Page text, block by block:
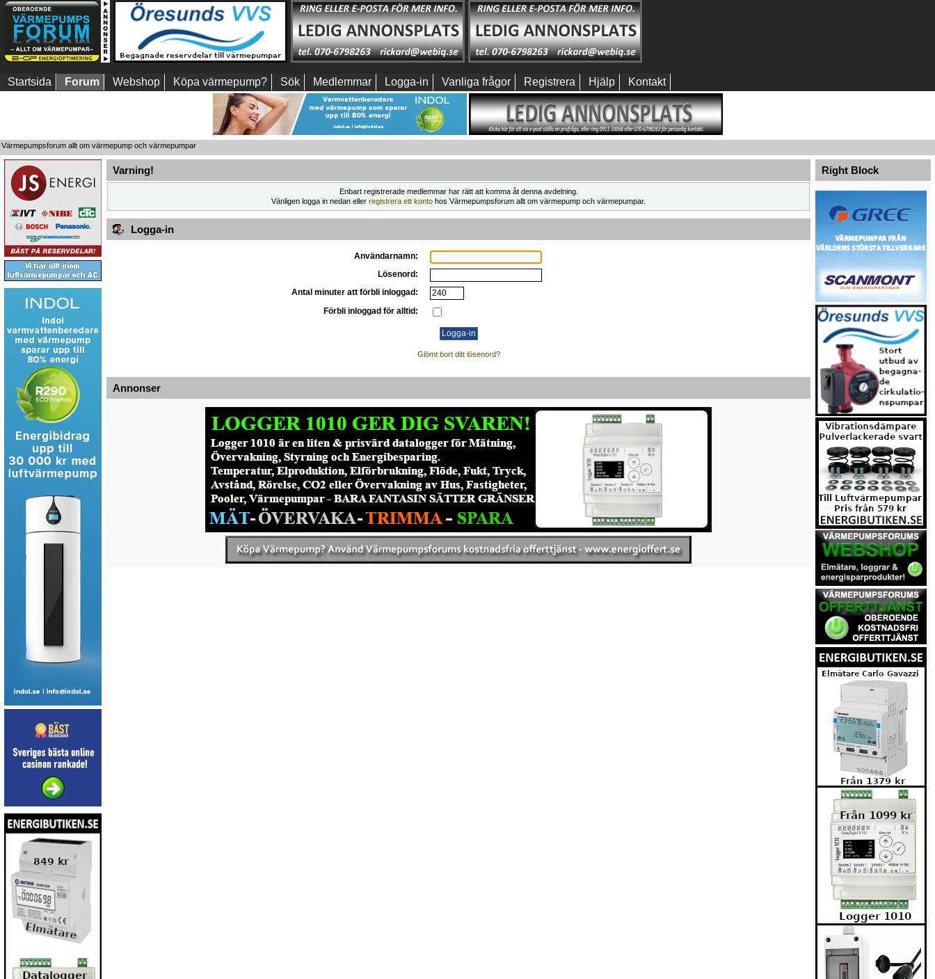
Startsida Forum Webshop Köpa värmepump? Sök Medlemmar Logga-in Vanliga frågor Registrera Hjälp Kontakt
Värmepumpsforum allt om värmepump och värmepumpar
Varning!
Enbart registrerade medlemmar har rätt att komma åt denna avdelning.
Vänligen logga in nedan eller registrera ett konto hos Värmepumpsforum allt om värmepump och värmepumpar.
Logga-in
Användarnamn:
Lösenord:
Antal minuter att förbli inloggad:
Förbli inloggad för alltid:
Glömt bort ditt lösenord?
Annonser
Right Block